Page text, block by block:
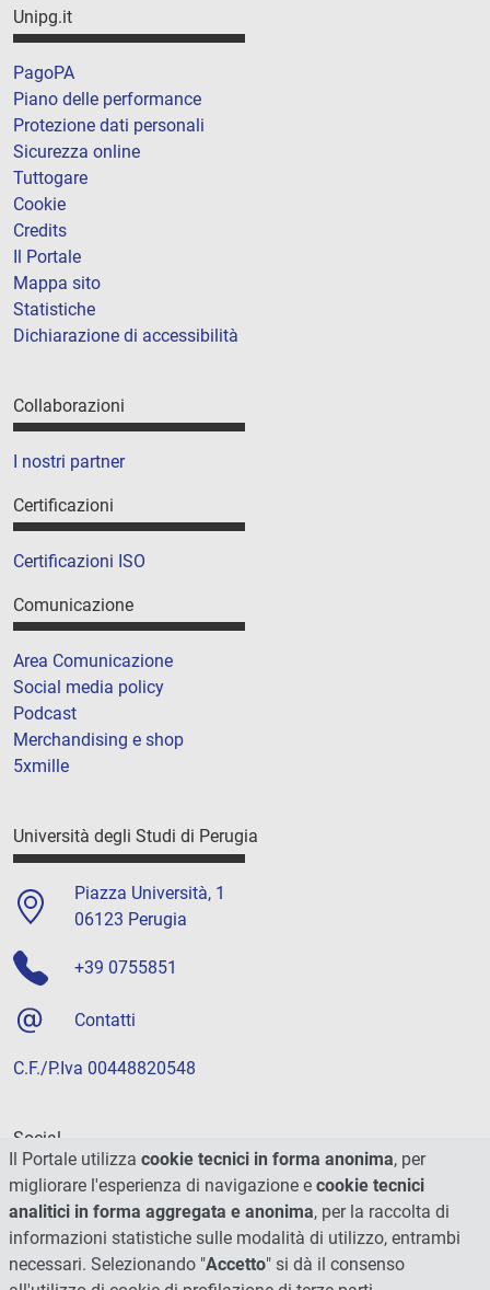
Unipg.it
PagoPA
Piano delle performance
Protezione dati personali
Sicurezza online
Tuttogare
Cookie
Credits
Il Portale
Mappa sito
Statistiche
Dichiarazione di accessibilità
Collaborazioni
I nostri partner
Certificazioni
Certificazioni ISO
Comunicazione
Area Comunicazione
Social media policy
Podcast
Merchandising e shop
5xmille
Università degli Studi di Perugia
Piazza Università, 1
06123 Perugia
+39 0755851
Contatti
C.F./P.Iva 00448820548
Social
Il Portale utilizza cookie tecnici in forma anonima, per
migliorare l'esperienza di navigazione e cookie tecnici
analitici in forma aggregata e anonima, per la raccolta di
informazioni statistiche sulle modalità di utilizzo, entrambi
necessari. Selezionando "Accetto" si dà il consenso